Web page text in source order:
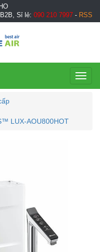
Sỉ lẻ: 090 210 7997 - RSS
LUX-AOU800HOT